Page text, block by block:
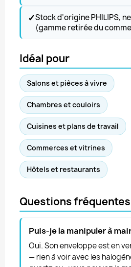
✓Stock d'origine PHILIPS,
(gamme retirée du
Idéal pour
Salons et pièces à vivre
Chambres et couloirs
Cuisines et plans de travail
Commerces et vitrines
Hôtels et restaurants
Questions fréquentes
Puis-je la manipuler à
Oui. Son enveloppe est en
— rien à voir avec les